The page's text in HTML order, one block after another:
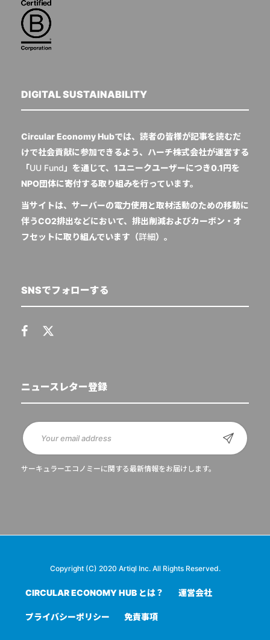
DIGITAL SUSTAINABILITY
Circular Economy Hubでは、読者の皆様が記事を読むだ
けで社会貢献に参加できるよう、ハーチ株式会社が運営する
「UU Fund」を通じて、1ユニークユーザーにつき0.1円を
NPO団体に寄付する取り組みを行っています。
当サイトは、サーバーの電力使用と取材活動のための移動に
伴うCO2排出などにおいて、排出削減およびカーボン・オ
フセットに取り組んでいます（詳細）。
SNSでフォローする
ニュースレター登録
サーキュラーエコノミーに関する最新情報をお届けします。
Copyright (C) 2020 Artiql Inc. All Rights Reserved.
CIRCULAR ECONOMY HUB とは？ 運営会社
プライバシーポリシー 免責事項